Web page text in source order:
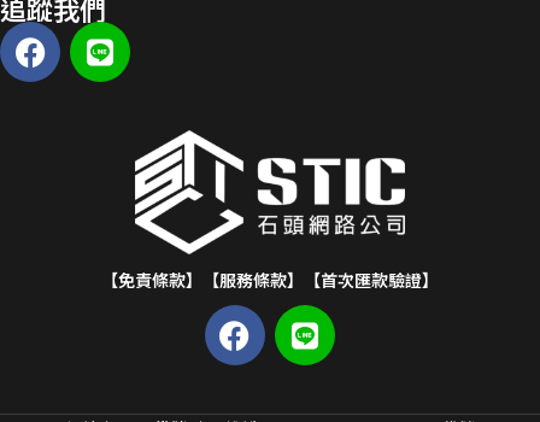
追蹤我們
【免責條款】 【服務條款】 【首次匯款驗證】